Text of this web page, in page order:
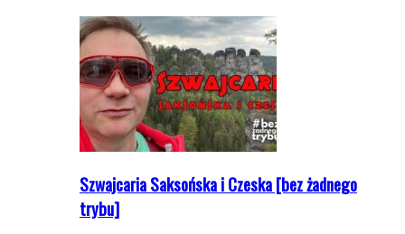
Szwajcaria Saksońska i Czeska [bez żadnego
trybu]